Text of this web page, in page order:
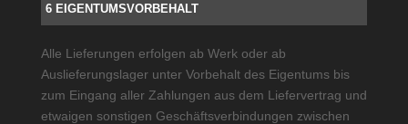
6 EIGENTUMSVORBEHALT
Alle Lieferungen erfolgen ab Werk oder ab
Auslieferungslager unter Vorbehalt des Eigentums bis
zum Eingang aller Zahlungen aus dem Liefervertrag und
etwaigen sonstigen Geschäftsverbindungen zwischen